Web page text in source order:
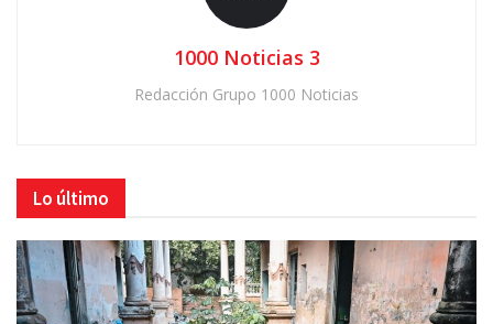
1000 Noticias 3
Redacción Grupo 1000 Noticias
Lo último